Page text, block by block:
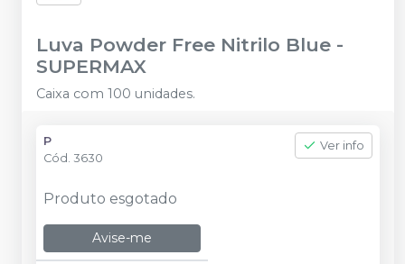
Luva Powder Free Nitrilo Blue -
SUPERMAX
Caixa com 100 unidades.
P
Cód. 3630
Ver info
Produto esgotado
Avise-me